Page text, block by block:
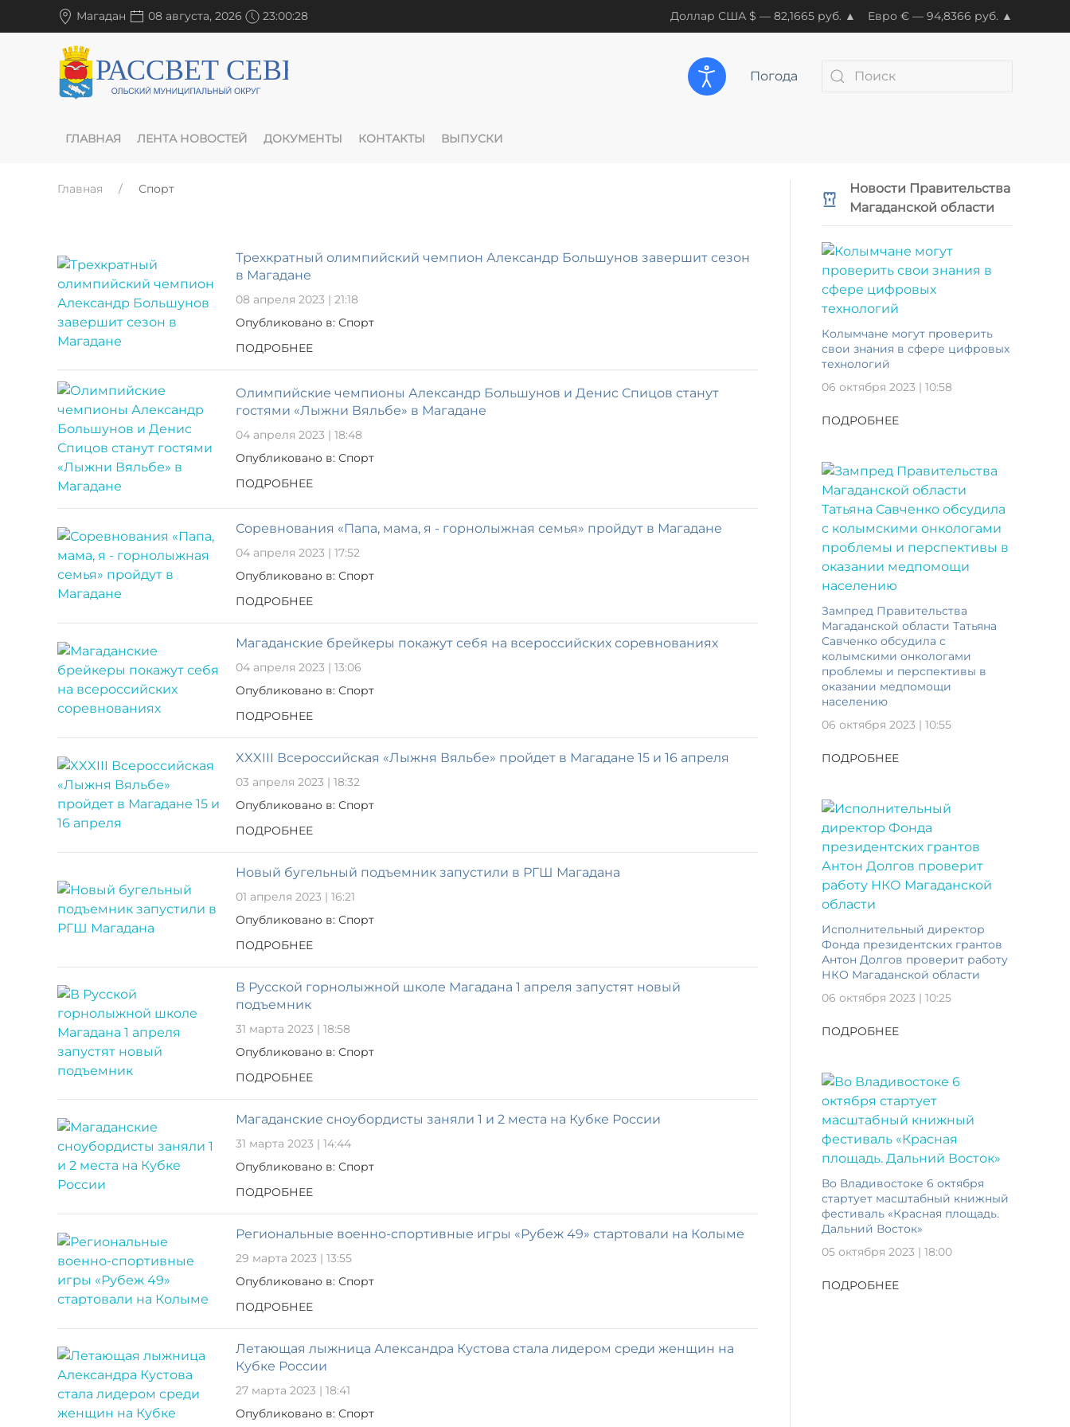
Магадан 08 августа, 2026 23:00:28 Доллар США $ — 82,1665 руб. ▲ Евро € — 94,8366 руб. ▲
Погода
ГЛАВНАЯ ЛЕНТА НОВОСТЕЙ ДОКУМЕНТЫ КОНТАКТЫ ВЫПУСКИ
Главная Спорт
Трехкратный олимпийский чемпион Александр Большунов завершит сезон
в Магадане
08 апреля 2023 | 21:18
Опубликовано в: Спорт
ПОДРОБНЕЕ
Олимпийские чемпионы Александр Большунов и Денис Спицов станут
гостями «Лыжни Вяльбе» в Магадане
04 апреля 2023 | 18:48
Опубликовано в: Спорт
ПОДРОБНЕЕ
Соревнования «Папа, мама, я - горнолыжная семья» пройдут в Магадане
04 апреля 2023 | 17:52
Опубликовано в: Спорт
ПОДРОБНЕЕ
Магаданские брейкеры покажут себя на всероссийских соревнованиях
04 апреля 2023 | 13:06
Опубликовано в: Спорт
ПОДРОБНЕЕ
XXXIII Всероссийская «Лыжня Вяльбе» пройдет в Магадане 15 и 16 апреля
03 апреля 2023 | 18:32
Опубликовано в: Спорт
ПОДРОБНЕЕ
Новый бугельный подъемник запустили в РГШ Магадана
01 апреля 2023 | 16:21
Опубликовано в: Спорт
ПОДРОБНЕЕ
В Русской горнолыжной школе Магадана 1 апреля запустят новый
подъемник
31 марта 2023 | 18:58
Опубликовано в: Спорт
ПОДРОБНЕЕ
Магаданские сноубордисты заняли 1 и 2 места на Кубке России
31 марта 2023 | 14:44
Опубликовано в: Спорт
ПОДРОБНЕЕ
Региональные военно-спортивные игры «Рубеж 49» стартовали на Колыме
29 марта 2023 | 13:55
Опубликовано в: Спорт
ПОДРОБНЕЕ
Летающая лыжница Александра Кустова стала лидером среди женщин на
Кубке России
27 марта 2023 | 18:41
Опубликовано в: Спорт
Новости Правительства
Магаданской области
Колымчане могут проверить
свои знания в сфере цифровых
технологий
06 октября 2023 | 10:58
ПОДРОБНЕЕ
Зампред Правительства
Магаданской области Татьяна
Савченко обсудила с
колымскими онкологами
проблемы и перспективы в
оказании медпомощи
населению
06 октября 2023 | 10:55
ПОДРОБНЕЕ
Исполнительный директор
Фонда президентских грантов
Антон Долгов проверит работу
НКО Магаданской области
06 октября 2023 | 10:25
ПОДРОБНЕЕ
Во Владивостоке 6 октября
стартует масштабный книжный
фестиваль «Красная площадь.
Дальний Восток»
05 октября 2023 | 18:00
ПОДРОБНЕЕ